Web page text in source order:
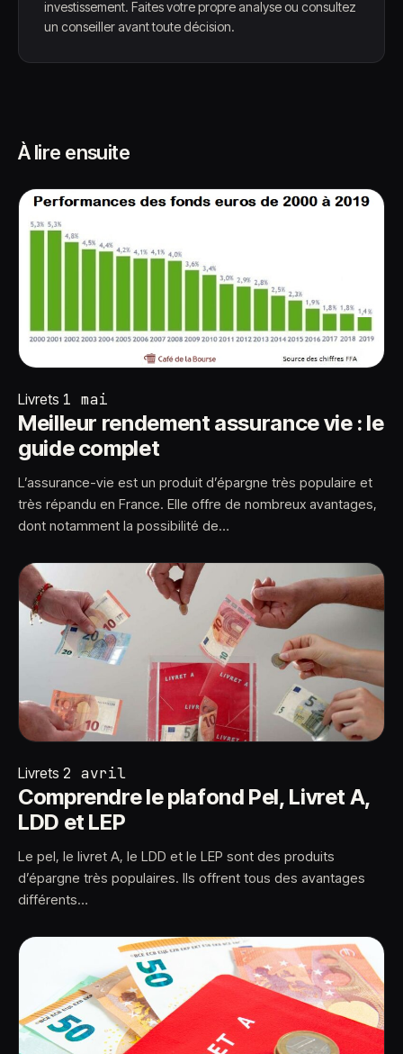
investissement. Faites votre propre analyse ou consultez
un conseiller avant toute décision.
À lire ensuite
Livrets 1 mai
Meilleur rendement assurance vie : le
guide complet
L’assurance-vie est un produit d’épargne très populaire et
très répandu en France. Elle offre de nombreux avantages,
dont notamment la possibilité de…
Livrets 2 avril
Comprendre le plafond Pel, Livret A,
LDD et LEP
Le pel, le livret A, le LDD et le LEP sont des produits
d’épargne très populaires. Ils offrent tous des avantages
différents…